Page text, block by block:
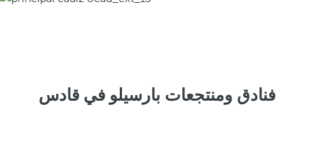
فنادق ومنتجعات بارسيلو في قادس